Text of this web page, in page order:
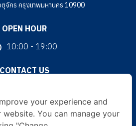
ตุจักร กรุงเทพมหานคร 10900
OPEN HOUR
10:00 - 19:00
CONTACT US
FOLLOW US
your experience and
You can manage your